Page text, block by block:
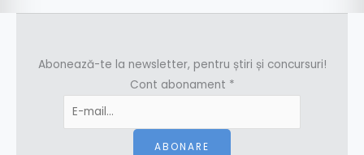
Abonează-te la newsletter, pentru știri și concursuri!
Cont abonament *
ABONARE